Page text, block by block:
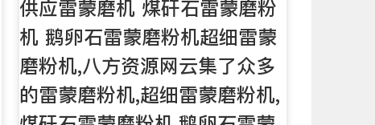
供应雷蒙磨机 煤矸石雷蒙磨粉
机 鹅卵石雷蒙磨粉机超细雷蒙
磨粉机,八方资源网云集了众多
的雷蒙磨粉机,超细雷蒙磨粉机,